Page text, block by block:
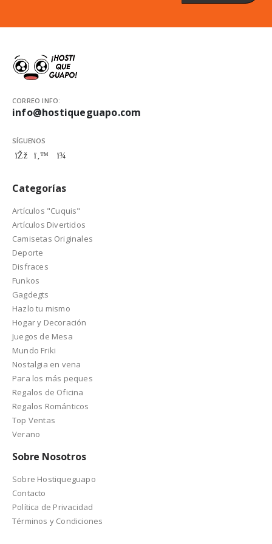
CORREO INFO:
info@hostiqueguapo.com
SÍGUENOS
Categorías
Artículos "Cuquis"
Artículos Divertidos
Camisetas Originales
Deporte
Disfraces
Funkos
Gagdegts
Hazlo tu mismo
Hogar y Decoración
Juegos de Mesa
Mundo Friki
Nostalgia en vena
Para los más peques
Regalos de Oficina
Regalos Románticos
Top Ventas
Verano
Sobre Nosotros
Sobre Hostiqueguapo
Contacto
Política de Privacidad
Términos y Condiciones